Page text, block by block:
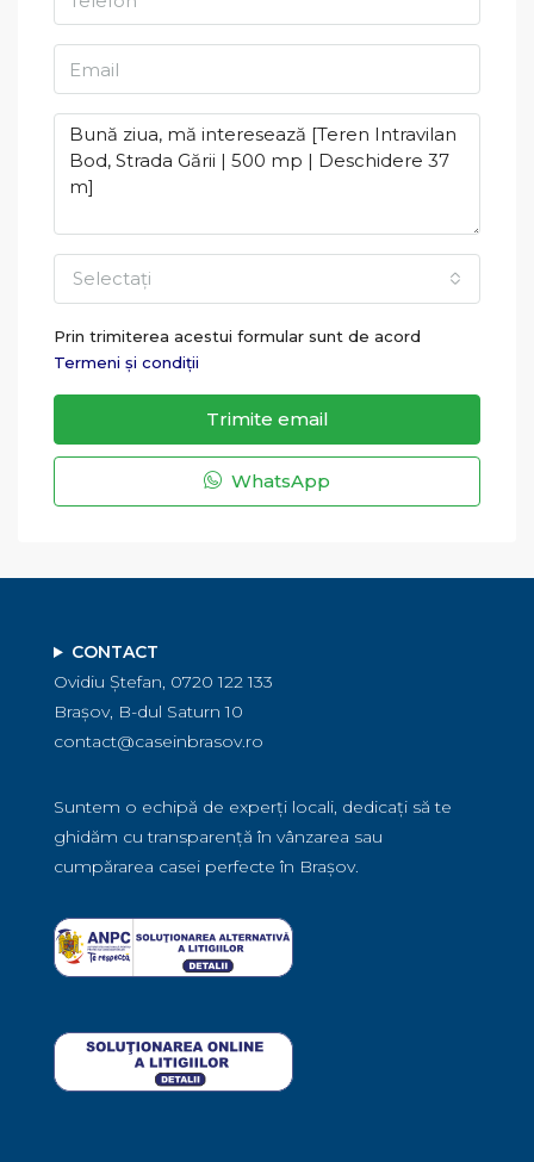
Selectați
Prin trimiterea acestui formular sunt de acord
Termeni și condiții
Trimite email
WhatsApp
CONTACT
Ovidiu Ștefan, 0720 122 133
Brașov, B-dul Saturn 10
contact@caseinbrasov.ro
Suntem o echipă de experți locali, dedicați să te
ghidăm cu transparență în vânzarea sau
cumpărarea casei perfecte în Brașov.